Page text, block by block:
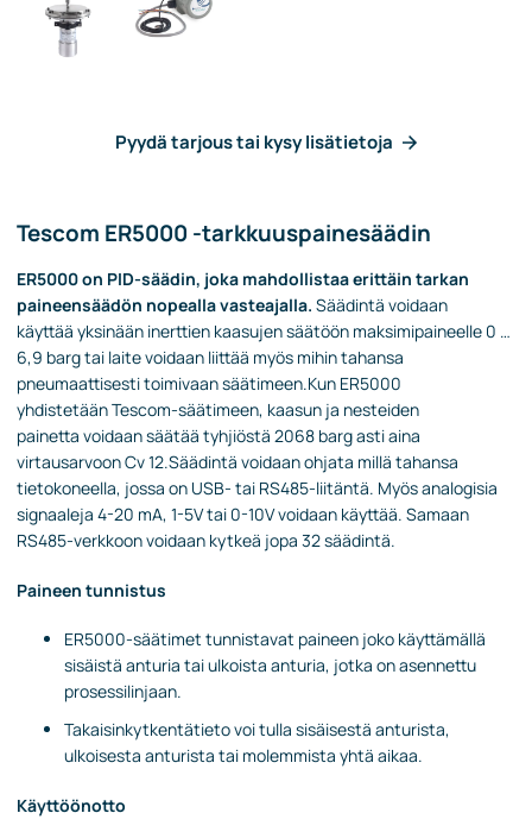
Pyydä tarjous tai kysy lisätietoja
Tescom ER5000 -tarkkuuspainesäädin
ER5000 on PID-säädin, joka mahdollistaa erittäin tarkan
paineensäädön nopealla vasteajalla. Säädintä voidaan
käyttää yksinään inerttien kaasujen säätöön maksimipaineelle 0 …
6,9 barg tai laite voidaan liittää myös mihin tahansa
pneumaattisesti toimivaan säätimeen.Kun ER5000
yhdistetään Tescom-säätimeen, kaasun ja nesteiden
painetta voidaan säätää tyhjiöstä 2068 barg asti aina
virtausarvoon Cv 12.Säädintä voidaan ohjata millä tahansa
tietokoneella, jossa on USB- tai RS485-liitäntä. Myös analogisia
signaaleja 4-20 mA, 1-5V tai 0-10V voidaan käyttää. Samaan
RS485-verkkoon voidaan kytkeä jopa 32 säädintä.
Paineen tunnistus
ER5000-säätimet tunnistavat paineen joko käyttämällä
sisäistä anturia tai ulkoista anturia, jotka on asennettu
prosessilinjaan.
Takaisinkytkentätieto voi tulla sisäisestä anturista,
ulkoisesta anturista tai molemmista yhtä aikaa.
Käyttöönotto